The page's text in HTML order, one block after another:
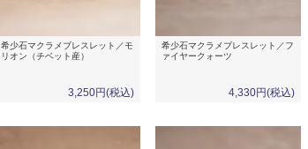
希少石マクラメブレスレット／モ
リオン（チベット産）
3,250円(税込)
希少石マクラメブレスレット／フ
ァイヤークォーツ
4,330円(税込)